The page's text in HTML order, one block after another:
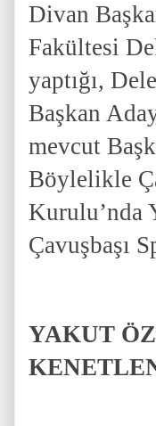
Divan
Fakültesi
yaptığı,
Başkan
mevcut
Böylelikle
Kurulu’nda
Çavuşbaşı
YAKUT